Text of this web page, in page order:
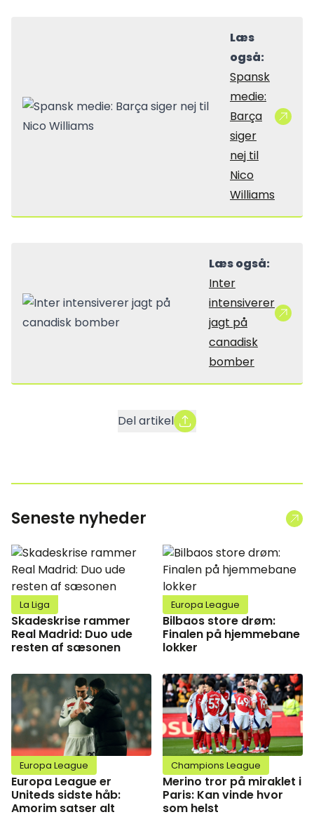
Læs
også:
Spansk
medie:
Barça
siger
nej til
Nico
Williams
Læs også:
Inter
intensiverer
jagt på
canadisk
bomber
Del artikel
Seneste nyheder
La Liga
Skadeskrise rammer
Real Madrid: Duo ude
resten af sæsonen
Europa League
Bilbaos store drøm:
Finalen på hjemmebane
lokker
Europa League
Europa League er
Uniteds sidste håb:
Amorim satser alt
Champions League
Merino tror på miraklet i
Paris: Kan vinde hvor
som helst